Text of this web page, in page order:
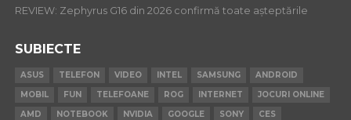
REVIEW: Zephyrus G16 din 2026 confirmă toate așteptările
SUBIECTE
ASUS TELEFON VIDEO INTEL SAMSUNG
ANDROID
MOBIL
FUN TELEFOANE ROG INTERNET
JOCURI ONLINE
AMD
NOTEBOOK NVIDIA GOOGLE SONY
CES